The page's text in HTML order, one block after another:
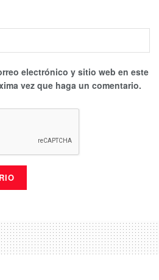
electrónico y sitio web en este
vez que haga un comentario.